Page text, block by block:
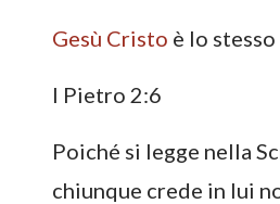
Gesù Cristo è lo
I Pietro 2:6
Poiché si legge nella
chiunque crede in lui